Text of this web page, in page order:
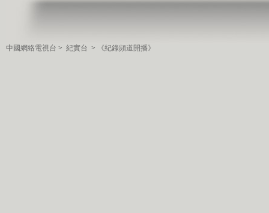
中國網絡電視台 > 紀實台 > 《紀錄頻道開播》